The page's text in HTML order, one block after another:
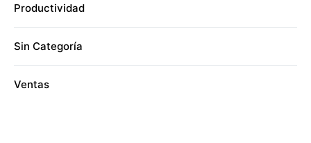
Productividad
Sin Categoría
Ventas